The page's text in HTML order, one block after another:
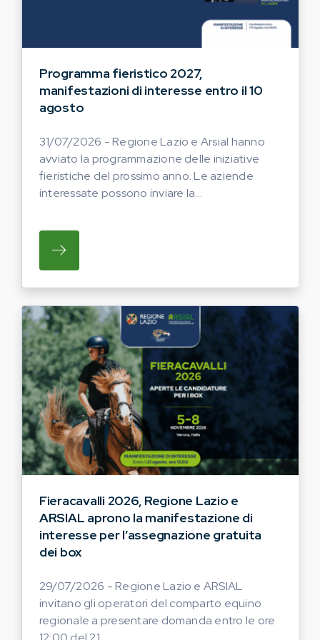
Programma fieristico 2027,
manifestazioni di interesse entro il 10
agosto
31/07/2026 - Regione Lazio e Arsial hanno
avviato la programmazione delle iniziative
fieristiche del prossimo anno. Le aziende
interessate possono inviare la...
SU REGIONE LAZIO E ARSIAL HANNO
Fieracavalli 2026, Regione Lazio e
ARSIAL aprono la manifestazione di
interesse per l’assegnazione gratuita
dei box
29/07/2026 - Regione Lazio e ARSIAL
invitano gli operatori del comparto equino
regionale a presentare domanda entro le ore